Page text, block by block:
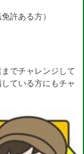
許ある方）
でチャレンジして
ている方にもチャ